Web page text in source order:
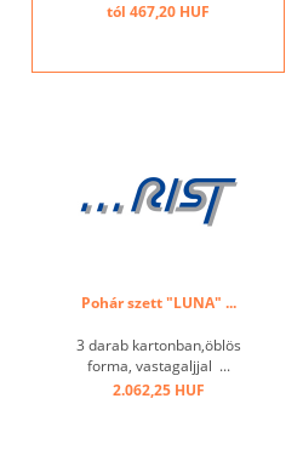
tól 467,20 HUF
Pohár szett "LUNA" ...
3 darab kartonban,öblös
forma, vastagaljjal ...
2.062,25 HUF